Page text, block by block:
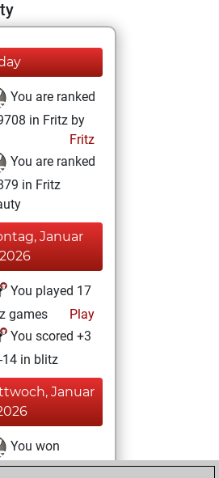
You are ranked
in Fritz by
Fritz
You are ranked
in Fritz
Januar
You played 17
games
Play
You scored +3
14 in blitz
Januar
You won
Fritz
Fritz